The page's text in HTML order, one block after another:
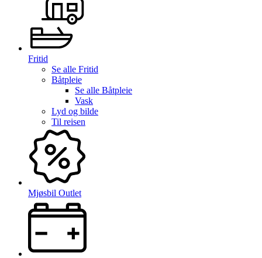
Fritid
Se alle Fritid
Båtpleie
Se alle Båtpleie
Vask
Lyd og bilde
Til reisen
Mjøsbil Outlet